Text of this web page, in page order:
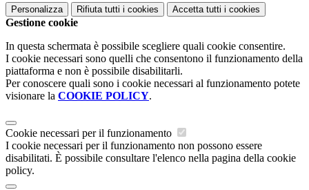
Personalizza Rifiuta tutti i cookies Accetta tutti i cookies
Gestione cookie
In questa schermata è possibile scegliere quali cookie consentire.
I cookie necessari sono quelli che consentono il funzionamento della
piattaforma e non è possibile disabilitarli.
Per conoscere quali sono i cookie necessari al funzionamento potete
visionare la COOKIE POLICY.
Cookie necessari per il funzionamento
I cookie necessari per il funzionamento non possono essere
disabilitati. È possibile consultare l'elenco nella pagina della cookie
policy.